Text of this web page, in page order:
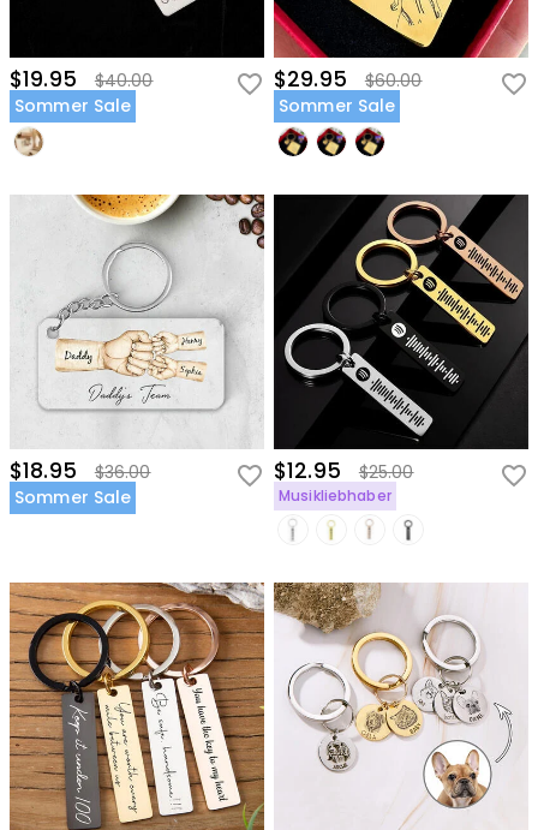
$19.95
$40.00
Sommer Sale
$29.95
$60.00
Sommer Sale
$18.95
$36.00
Sommer Sale
$12.95 $25.00
Musikliebhaber